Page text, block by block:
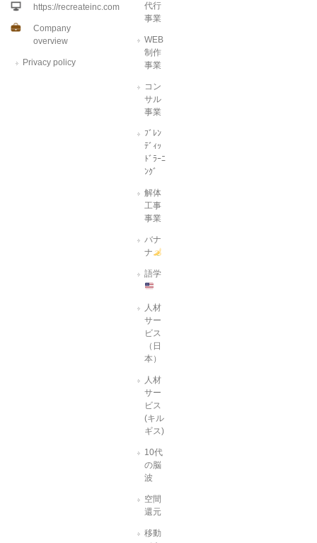
https://recreateinc.com
Company
overview
Privacy policy
代行
事業
WEB
制作
事業
コン
サル
事業
ﾌﾞﾚﾝ
ﾃﾞｨｯ
ﾄﾞﾗｰﾆ
ﾝｸﾞ
解体
工事
事業
バナ
ナ
語学
人材
サー
ビス
（日
本）
人材
サー
ビス
(キル
ギス)
10代
の脳
波
空間
還元
移動